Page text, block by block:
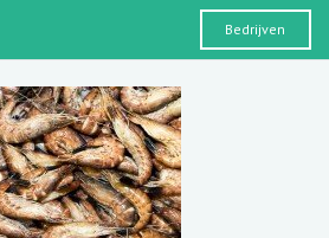
Bedrijven